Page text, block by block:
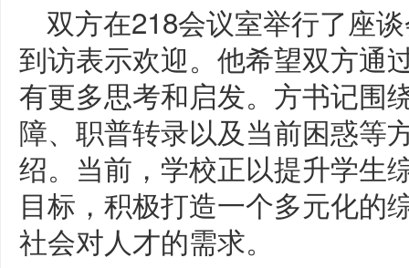
双方在218会议室举行了座
到访表示欢迎。他希望双方通
有更多思考和启发。方书记围
障、职普转录以及当前困惑等
绍。当前，学校正以提升学生
目标，积极打造一个多元化的
社会对人才的需求。